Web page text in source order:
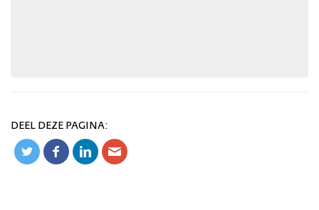
DEEL DEZE PAGINA: